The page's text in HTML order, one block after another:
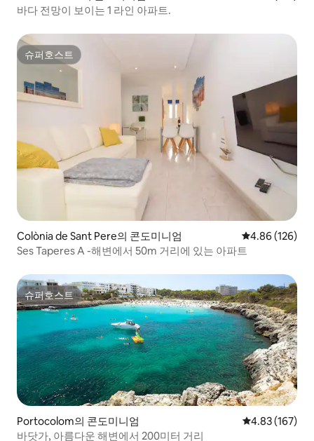
바다 전망이 보이는 1 라인 아파트.
슈퍼호스트
슈퍼호스트
Colònia de Sant Pere의 콘도미니엄 평점 4.86점(5
4.86 (126)
Ses Taperes A -해변에서 50m 거리에 있는 아파트
슈퍼호스트
슈퍼호스트
Portocolom의 콘도미니엄 평점 4.83점(5
4.83 (167)
바닷가, 아름다운 해변에서 200미터 거리